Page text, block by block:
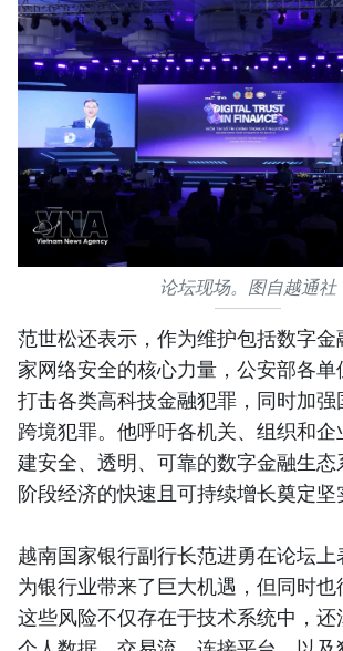
论坛现场。图自越通社
范世松还表示，作为维护包括数字
家网络安全的核心力量，公安部各
打击各类高科技金融犯罪，同时加
跨境犯罪。他呼吁各机关、组织和
建安全、透明、可靠的数字金融生
阶段经济的快速且可持续增长奠定坚
越南国家银行副行长范进勇在论坛
为银行业带来了巨大机遇，但同时也
这些风险不仅存在于技术系统中，还